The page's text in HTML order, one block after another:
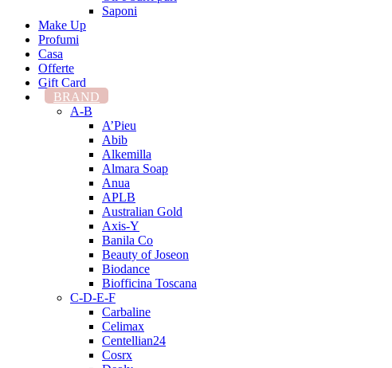
Saponi
Make Up
Profumi
Casa
Offerte
Gift Card
BRAND
A-B
A’Pieu
Abib
Alkemilla
Almara Soap
Anua
APLB
Australian Gold
Axis-Y
Banila Co
Beauty of Joseon
Biodance
Biofficina Toscana
C-D-E-F
Carbaline
Celimax
Centellian24
Cosrx